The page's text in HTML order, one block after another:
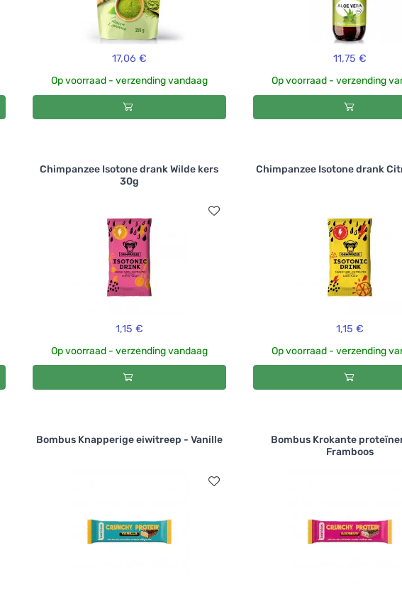
17,06 €
Op voorraad - verzending vandaag
11,75 €
Op voorraad - verzending
Chimpanzee Isotone drank Wilde kers
30g
1,15 €
Op voorraad - verzending vandaag
Chimpanzee Isotone drank
1,15 €
Op voorraad - verzending
Bombus Knapperige eiwitreep - Vanille
Bombus Krokante
Framboos